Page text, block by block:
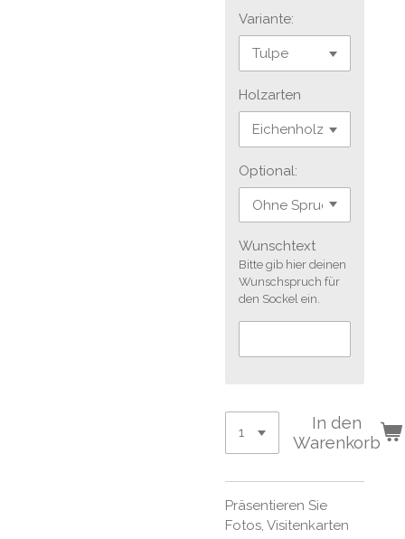
Variante:
Holzarten
Optional:
Wunschtext
Bitte gib hier deinen
Wunschspruch für
den Sockel ein.
In den
Warenkorb
Präsentieren Sie
Fotos, Visitenkarten